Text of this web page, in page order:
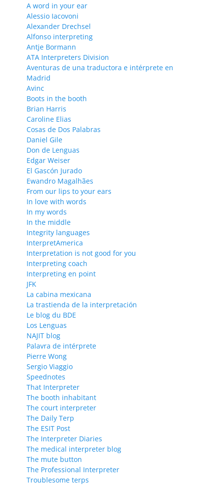
A word in your ear
Alessio Iacovoni
Alexander Drechsel
Alfonso interpreting
Antje Bormann
ATA Interpreters Division
Aventuras de una traductora e intérprete en
Madrid
Avinc
Boots in the booth
Brian Harris
Caroline Elias
Cosas de Dos Palabras
Daniel Gile
Don de Lenguas
Edgar Weiser
El Gascón Jurado
Ewandro Magalhães
From our lips to your ears
In love with words
In my words
In the middle
Integrity languages
InterpretAmerica
Interpretation is not good for you
Interpreting coach
Interpreting en point
JFK
La cabina mexicana
La trastienda de la interpretación
Le blog du BDE
Los Lenguas
NAJIT blog
Palavra de intérprete
Pierre Wong
Sergio Viaggio
Speednotes
That Interpreter
The booth inhabitant
The court interpreter
The Daily Terp
The ESIT Post
The Interpreter Diaries
The medical interpreter blog
The mute button
The Professional Interpreter
Troublesome terps